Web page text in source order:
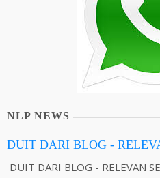
NLP NEWS
DUIT DARI BLOG -
DUIT DARI BLOG - RELEVAN